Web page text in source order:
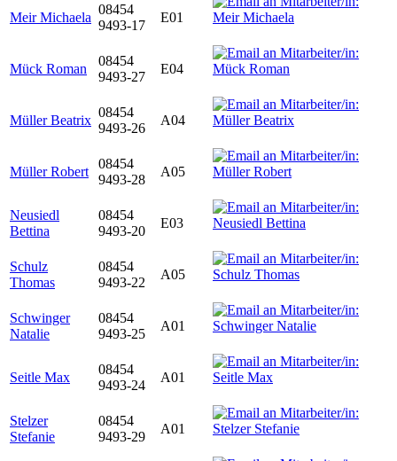
Meir Michaela
08454
9493-17
E01
Mück Roman
08454
9493-27
E04
Müller Beatrix
08454
9493-26
A04
Müller Robert
08454
9493-28
A05
Neusiedl
Bettina
08454
9493-20
E03
Schulz
Thomas
08454
9493-22
A05
Schwinger
Natalie
08454
9493-25
A01
Seitle Max
08454
9493-24
A01
Stelzer
Stefanie
08454
9493-29
A01